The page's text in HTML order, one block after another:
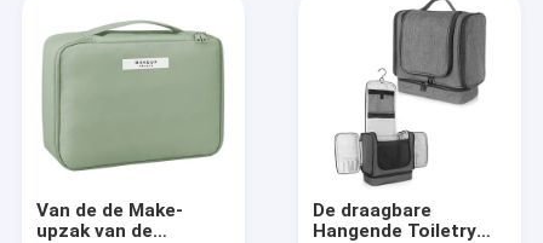
Van de de Make-
upzak van de
De draagbare
Hangende Toiletry